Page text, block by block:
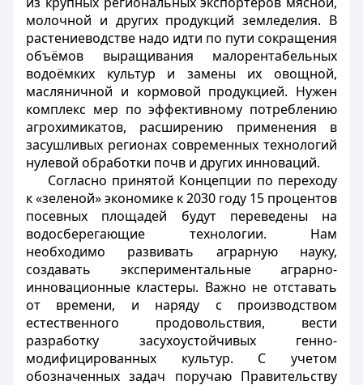
молочной и других продукций земледелия. В
растениеводстве надо идти по пути сокращения
объёмов выращивания малорентабельных
водоёмких культур и замены их овощной,
масляничной и кормовой продукцией. Нужен
комплекс мер по эффективному потреблению
агрохимикатов, расширению применения в
засушливых регионах современных технологий
нулевой обработки почв и других инноваций.
Согласно принятой Концепции по переходу
к «зеленой» экономике к 2030 году 15 процентов
посевных площадей будут переведены на
водосберегающие технологии. Нам
необходимо развивать аграрную науку,
создавать экспериментальные аграрно-
инновационные кластеры. Важно не отставать
от времени, и наряду с производством
естественного продовольствия, вести
разработку засухоустойчивых генно-
модифицированных культур. С учетом
обозначенных задач поручаю Правительству